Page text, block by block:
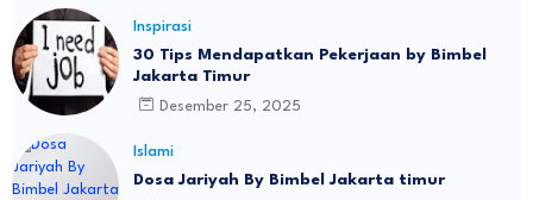
Inspirasi
30 Tips Mendapatkan Pekerjaan by Bimbel
Jakarta Timur
Desember 25, 2025
Islami
Dosa Jariyah By Bimbel Jakarta timur